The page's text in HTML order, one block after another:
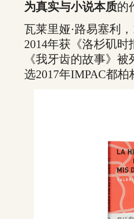
为真实与小说本质的
瓦莱里娅·路易塞利
2014年获《洛杉矶时
《我牙齿的故事》
选2017年IMPAC都